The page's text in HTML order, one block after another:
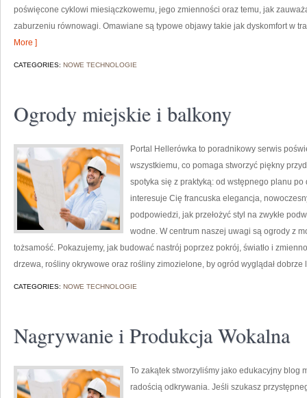
poświęcone cyklowi miesiączkowemu, jego zmienności oraz temu, jak
zaburzeniu równowagi. Omawiane są typowe objawy takie jak dyskomfort w
More ]
CATEGORIES: NOWE TECHNOLOGIE
Ogrody miejskie i balkony
Portal Hellerówka to poradnikowy serwis
wszystkiemu, co pomaga stworzyć piękny
spotyka się z praktyką: od wstępnego planu
interesuje Cię francuska elegancja,
podpowiedzi, jak przełożyć styl na zwykłe
wodne. W centrum naszej uwagi są ogrody z
tożsamość. Pokazujemy, jak budować nastrój poprzez pokrój, światło i
drzewa, rośliny okrywowe oraz rośliny zimozielone, by ogród wyglądał dobrze
CATEGORIES: NOWE TECHNOLOGIE
Nagrywanie i Produkcja Wokalna
To zakątek stworzyliśmy jako edukacyjny blog
radością odkrywania. Jeśli szukasz